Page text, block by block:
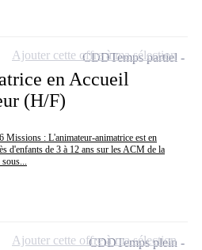
en Accueil
(H/F)
Missions : L'animateur-animatrice est en
d'enfants de 3 à 12 ans sur les ACM de la
CDDTemps partiel
Ajouter cette offre à ma sélection
CDDTemps plein
Ajouter cette offre à ma sélection